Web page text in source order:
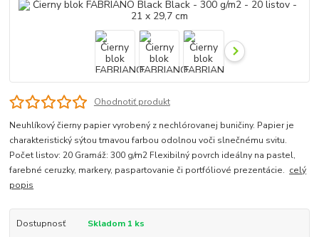
Ohodnotiť produkt
Neuhlíkový čierny papier vyrobený z nechlórovanej buničiny. Papier je
charakteristický sýtou tmavou farbou odolnou voči slnečnému svitu.
Počet listov: 20 Gramáž: 300 g/m2 Flexibilný povrch ideálny na pastel,
farebné ceruzky, markery, paspartovanie či portfóliové prezentácie. celý
popis
Dostupnosť
Skladom 1 ks